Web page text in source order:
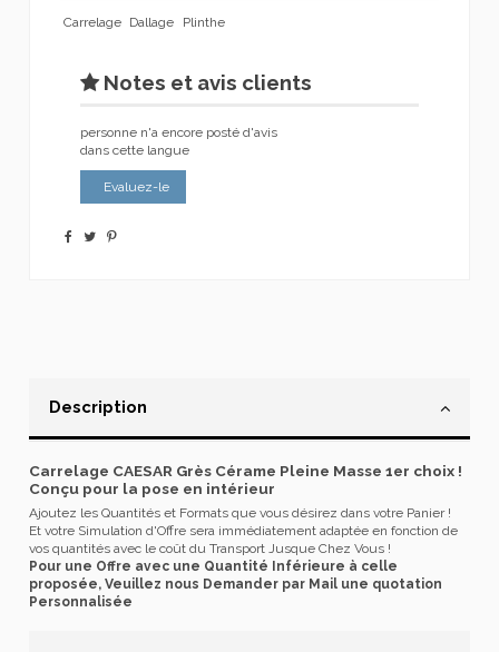
Carrelage Dallage Plinthe
Notes et avis clients
personne n'a encore posté d'avis
dans cette langue
Evaluez-le
Description
Carrelage CAESAR Grès Cérame Pleine Masse 1er choix !
Conçu pour la pose en intérieur
Ajoutez les Quantités et Formats que vous désirez dans votre Panier !
Et votre Simulation d'Offre sera immédiatement adaptée en fonction de
vos quantités avec le coût du Transport Jusque Chez Vous !
Pour une Offre avec une Quantité Inférieure à celle
proposée, Veuillez nous Demander par Mail une quotation
Personnalisée